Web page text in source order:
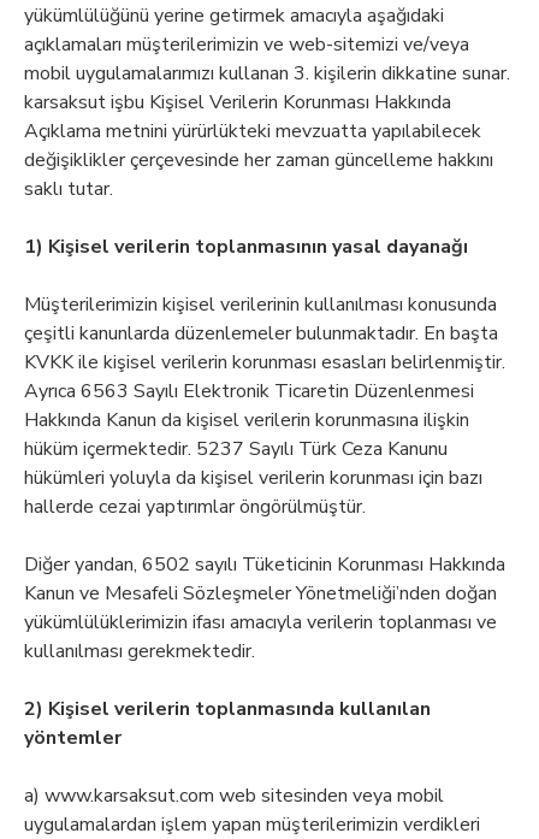
yükümlülüğünü yerine getirmek amacıyla aşağıdaki
açıklamaları müşterilerimizin ve web-sitemizi ve/veya
mobil uygulamalarımızı kullanan 3. kişilerin dikkatine sunar.
karsaksut işbu Kişisel Verilerin Korunması Hakkında
Açıklama metnini yürürlükteki mevzuatta yapılabilecek
değişiklikler çerçevesinde her zaman güncelleme hakkını
saklı tutar.
1) Kişisel verilerin toplanmasının yasal dayanağı
Müşterilerimizin kişisel verilerinin kullanılması konusunda
çeşitli kanunlarda düzenlemeler bulunmaktadır. En başta
KVKK ile kişisel verilerin korunması esasları belirlenmiştir.
Ayrıca 6563 Sayılı Elektronik Ticaretin Düzenlenmesi
Hakkında Kanun da kişisel verilerin korunmasına ilişkin
hüküm içermektedir. 5237 Sayılı Türk Ceza Kanunu
hükümleri yoluyla da kişisel verilerin korunması için bazı
hallerde cezai yaptırımlar öngörülmüştür.
Diğer yandan, 6502 sayılı Tüketicinin Korunması Hakkında
Kanun ve Mesafeli Sözleşmeler Yönetmeliği’nden doğan
yükümlülüklerimizin ifası amacıyla verilerin toplanması ve
kullanılması gerekmektedir.
2) Kişisel verilerin toplanmasında kullanılan
yöntemler
a) www.karsaksut.com web sitesinden veya mobil
uygulamalardan işlem yapan müşterilerimizin verdikleri